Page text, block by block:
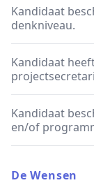
Kandidaat
denkniveau.
Kandidaat
Kandidaat
en/of
De Wensen